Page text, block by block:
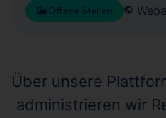
Offene Stellen
Über unsere
administrieren wir